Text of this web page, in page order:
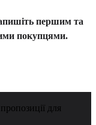
першим та
покупцями.
для